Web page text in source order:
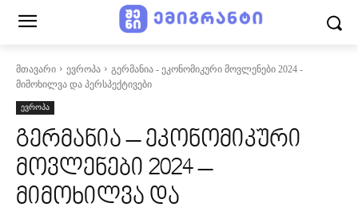
მთავარი ევროპა
გერმანია - ეკონომიკური მოვლენები 2024 -
მიმოხილვა და პერსპექტივები
ევროპა
გერმანია – ეკონომიკური
მოვლენები 2024 –
მიმოხილვა და